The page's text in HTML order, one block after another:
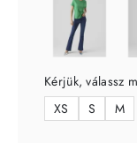
Kérjük, válassz
XS
S M